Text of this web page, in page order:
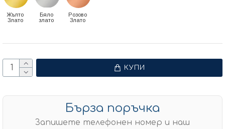
Жълто
Злато
Бяло
злато
Розово
Злато
КУПИ
Бърза поръчка
Запишете телефонен номер и наш